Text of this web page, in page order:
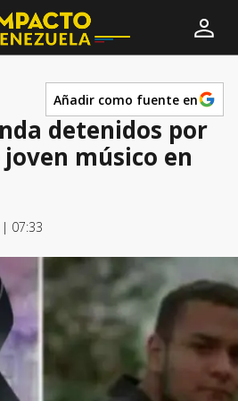
Añadir como fuente en
detenidos por
músico en
07:33